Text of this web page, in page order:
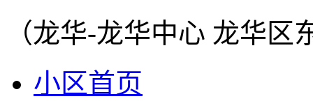
（龙华-龙华中心 龙华
小区首页